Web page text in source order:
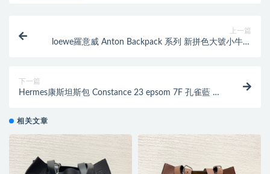
上一篇
loewe羅意威 Anton Backpack 系列 新拼色大號小牛皮
下一篇
Hermes康斯坦斯包 Constance 23 epsom 7F 孔雀藍 琺
相关文章